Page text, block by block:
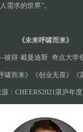
需求的世界”。
《未来呼啸而来》
得·戴曼迪斯 奇点大学
啸而来》《创业无畏》《
源：CHEERS2021湛庐年